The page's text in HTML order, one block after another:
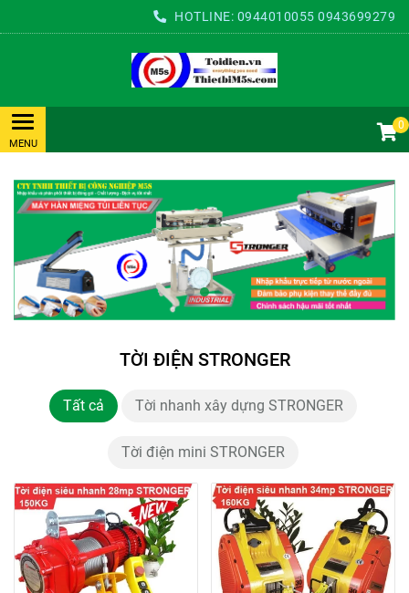
HOTLINE: 0944010055 0943699279
0
TỜI ĐIỆN STRONGER
Tất cả Tời nhanh xây dựng STRONGER
Tời điện mini STRONGER